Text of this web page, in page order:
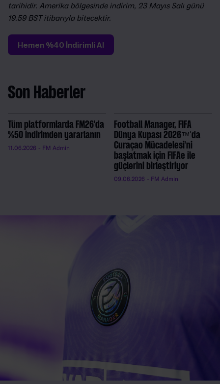
tarihidir. Amerika bölgesinde indirim, 23 Mayıs Salı günü
19.59 BST itibarıyla bitecektir.
Hemen %40 İndirimli Al
Son Haberler
Tüm platformlarda FM26'da
%50 indirimden yararlanın
11.06.2026 - FM Admin
Football Manager, FIFA
Dünya Kupası 2026™'da
Curaçao Mücadelesi'ni
başlatmak için FIFAe ile
güçlerini birleştiriyor
09.06.2026 - FM Admin